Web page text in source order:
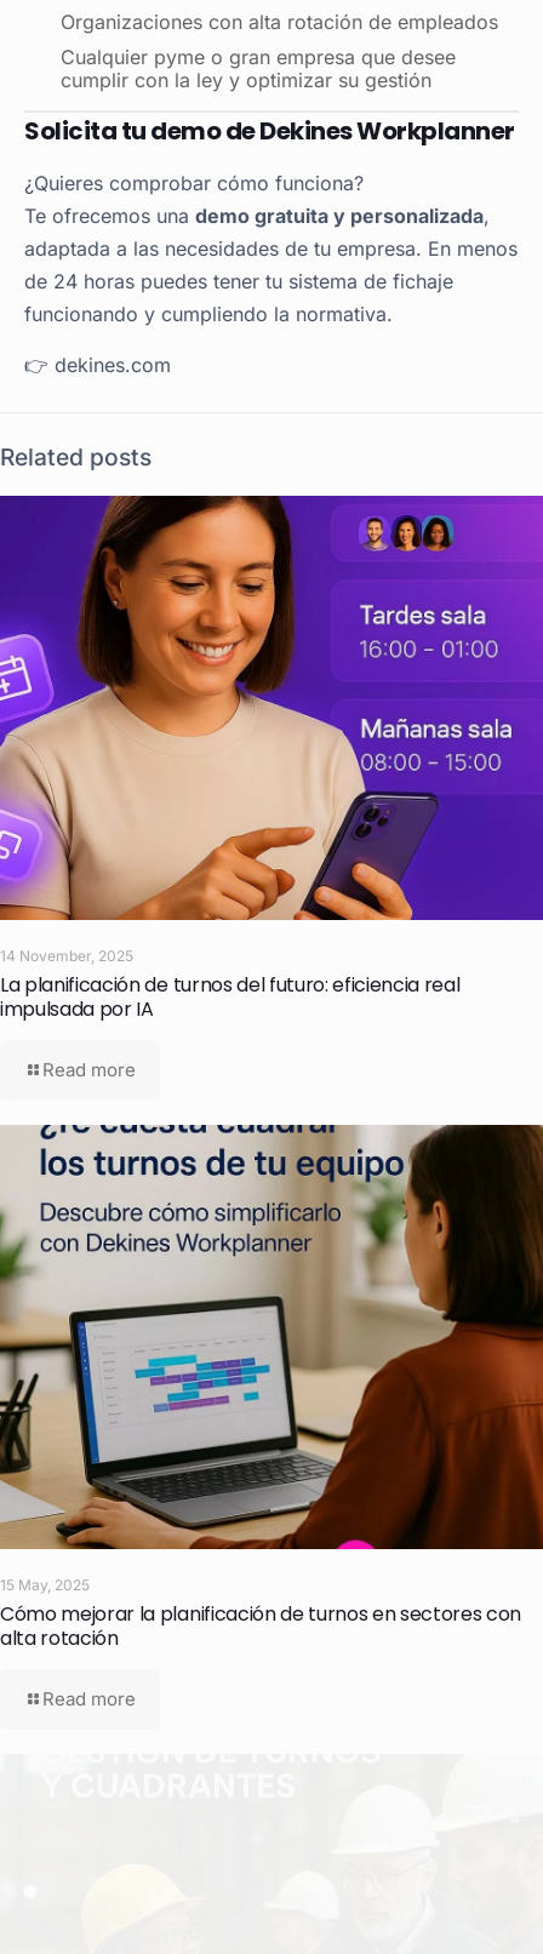
Organizaciones con alta rotación de empleados
Cualquier pyme o gran empresa que desee
cumplir con la ley y optimizar su gestión
Solicita tu demo de Dekines Workplanner
¿Quieres comprobar cómo funciona?
Te ofrecemos una demo gratuita y personalizada,
adaptada a las necesidades de tu empresa. En menos
de 24 horas puedes tener tu sistema de fichaje
funcionando y cumpliendo la normativa.
👉 dekines.com
Related posts
14 November, 2025
La planificación de turnos del futuro: eficiencia real
impulsada por IA
Read more
15 May, 2025
Cómo mejorar la planificación de turnos en sectores con
alta rotación
Read more